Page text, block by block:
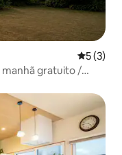
5 de
5 (3)
manhã gratuito /
de barco para
gratuito